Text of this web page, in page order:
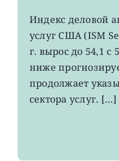
Индекс деловой
услуг США (ISM
г. вырос до 54,1 с
ниже
продолжает
сектора услуг. […]